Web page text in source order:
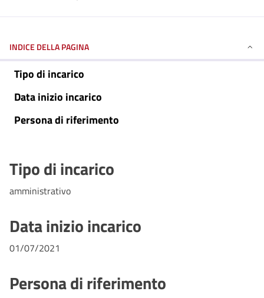
INDICE DELLA PAGINA
Tipo di incarico
Data inizio incarico
Persona di riferimento
Tipo di incarico
amministrativo
Data inizio incarico
01/07/2021
Persona di riferimento